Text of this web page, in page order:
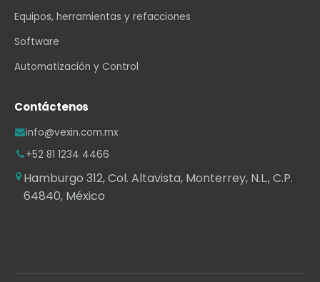
Equipos, herramientas y refacciones
Software
Automatización y Control
Contáctenos
info@vexin.com.mx
+52 81 1234 4466
Hamburgo 312, Col. Altavista, Monterrey, N.L., C.P.
64840, México